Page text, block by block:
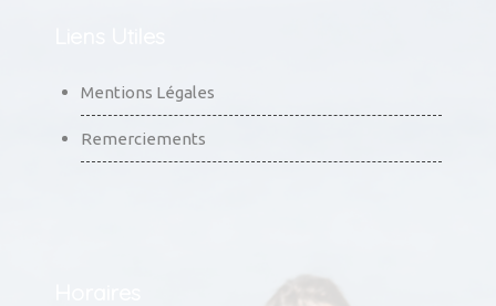
Mentions Légales
Remerciements